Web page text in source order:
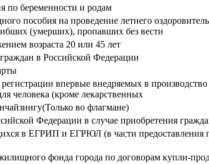
по беременности и родам
пособия на проведение летнего
(умерших), пропавших без вести
возраста 20 или 45 лет
в Российской Федерации
впервые внедряемых в
человека (кроме лекарственных
во флагмане)
Федерации в случае приобретения
в ЕГРИП и ЕГРЮЛ (в части
фонда города по договорам купли-